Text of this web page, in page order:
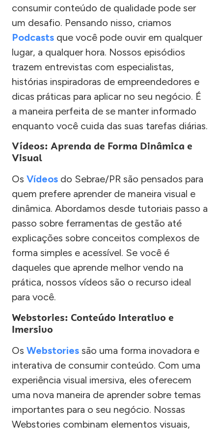
consumir conteúdo de qualidade pode ser
um desafio. Pensando nisso, criamos
Podcasts que você pode ouvir em qualquer
lugar, a qualquer hora. Nossos episódios
trazem entrevistas com especialistas,
histórias inspiradoras de empreendedores e
dicas práticas para aplicar no seu negócio. É
a maneira perfeita de se manter informado
enquanto você cuida das suas tarefas diárias.
Vídeos: Aprenda de Forma Dinâmica e
Visual
Os Vídeos do Sebrae/PR são pensados para
quem prefere aprender de maneira visual e
dinâmica. Abordamos desde tutoriais passo a
passo sobre ferramentas de gestão até
explicações sobre conceitos complexos de
forma simples e acessível. Se você é
daqueles que aprende melhor vendo na
prática, nossos vídeos são o recurso ideal
para você.
Webstories: Conteúdo Interativo e
Imersivo
Os Webstories são uma forma inovadora e
interativa de consumir conteúdo. Com uma
experiência visual imersiva, eles oferecem
uma nova maneira de aprender sobre temas
importantes para o seu negócio. Nossas
Webstories combinam elementos visuais,